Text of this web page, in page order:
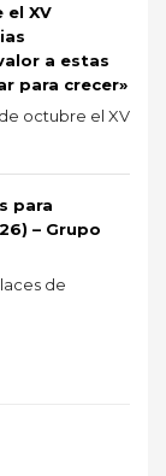
el XV
a estas
para crecer»
octubre el XV
para
– Grupo
de